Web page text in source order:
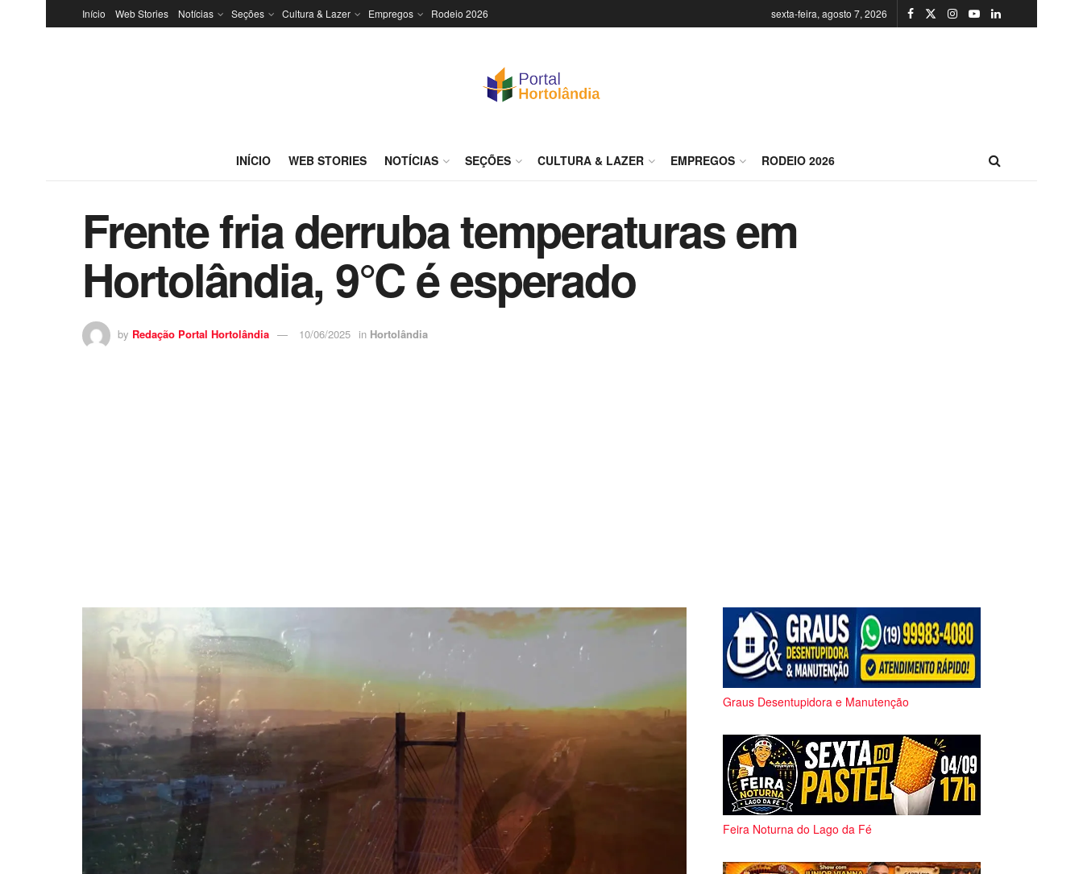
Início Web Stories Notícias Seções Cultura & Lazer Empregos Rodeio 2026 sexta-feira, agosto 7, 2026
INÍCIO WEB STORIES NOTÍCIAS SEÇÕES CULTURA & LAZER EMPREGOS RODEIO 2026
Frente fria derruba temperaturas em
Hortolândia, 9°C é esperado
by Redação Portal Hortolândia 10/06/2025 in Hortolândia
Graus Desentupidora e Manutenção
Feira Noturna do Lago da Fé